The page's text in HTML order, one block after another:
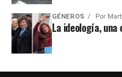
GÉNEROS Por
La ideología,